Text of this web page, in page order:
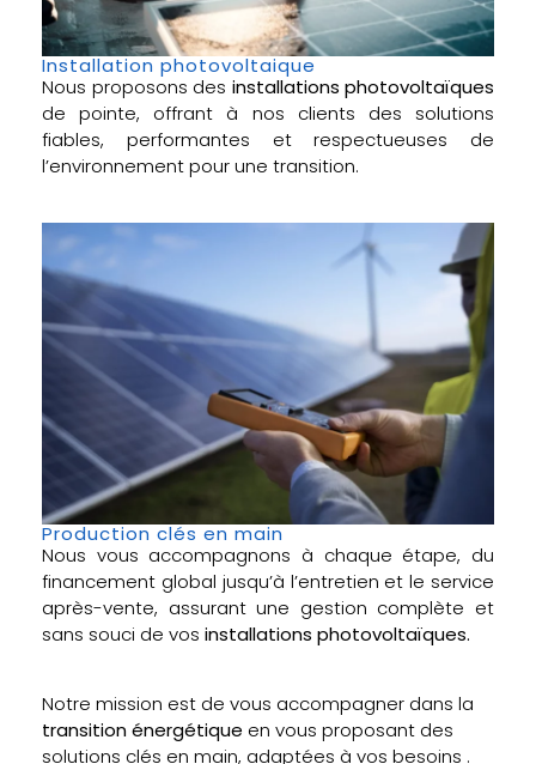
Installation photovoltaique
Nous proposons des installations photovoltaïques
de pointe, offrant à nos clients des solutions
fiables, performantes et respectueuses de
l’environnement pour une transition.
Production clés en main
Nous vous accompagnons à chaque étape, du
financement global jusqu’à l’entretien et le service
après-vente, assurant une gestion complète et
sans souci de vos installations photovoltaïques.
Notre mission est de vous accompagner dans la
transition énergétique en vous proposant des
solutions clés en main, adaptées à vos besoins .